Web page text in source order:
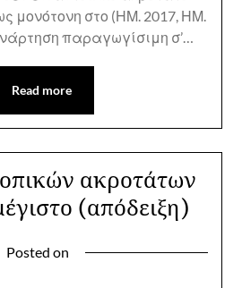
μονότονη στο (ΗΜ. 2017, ΗΜ.
παραγωγίσιμη σ’…
Read more
ακροτάτων
(απόδειξη)
Posted on